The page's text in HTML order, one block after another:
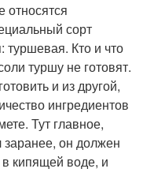
относятся
сорт
туршевая. Кто и что
туршу не готовят.
и из другой,
ингредиентов
Тут главное,
заранее, он должен
кипящей воде, и